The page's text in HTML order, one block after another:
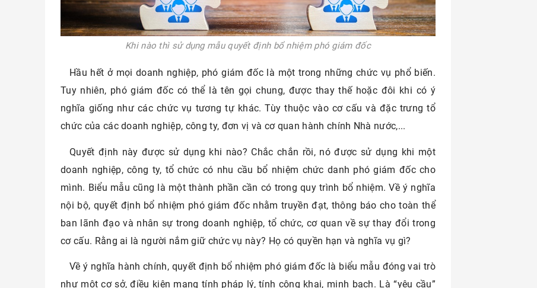
Khi nào thì sử dụng mẫu quyết định bổ nhiệm phó giám đốc
Hầu hết ở mọi doanh nghiệp, phó giám đốc là một trong những chức vụ phổ biến.
Tuy nhiên, phó giám đốc có thể là tên gọi chung, được thay thế hoặc đôi khi có ý
nghĩa giống như các chức vụ tương tự khác. Tùy thuộc vào cơ cấu và đặc trưng tổ
chức của các doanh nghiệp, công ty, đơn vị và cơ quan hành chính Nhà nước,...
Quyết định này được sử dụng khi nào? Chắc chắn rồi, nó được sử dụng khi một
doanh nghiệp, công ty, tổ chức có nhu cầu bổ nhiệm chức danh phó giám đốc cho
mình. Biểu mẫu cũng là một thành phần cần có trong quy trình bổ nhiệm. Về ý nghĩa
nội bộ, quyết định bổ nhiệm phó giám đốc nhằm truyền đạt, thông báo cho toàn thể
ban lãnh đạo và nhân sự trong doanh nghiệp, tổ chức, cơ quan về sự thay đổi trong
cơ cấu. Rằng ai là người nắm giữ chức vụ này? Họ có quyền hạn và nghĩa vụ gì?
Về ý nghĩa hành chính, quyết định bổ nhiệm phó giám đốc là biểu mẫu đóng vai trò
như một cơ sở, điều kiện mang tính pháp lý, tính công khai, minh bạch. Là “yêu cầu”